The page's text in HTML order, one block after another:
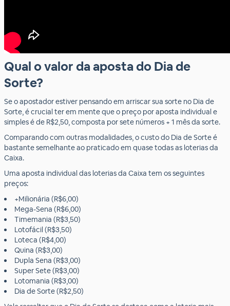
Qual o valor da aposta do Dia de
Sorte?
Se o apostador estiver pensando em arriscar sua sorte no Dia de
Sorte, é crucial ter em mente que o preço por aposta individual e
simples é de R$2,50, composta por sete números + 1 mês da sorte.
Comparando com outras modalidades, o custo do Dia de Sorte é
bastante semelhante ao praticado em quase todas as loterias da
Caixa.
Uma aposta individual das loterias da Caixa tem os seguintes
preços:
+Milionária (R$6,00)
Mega-Sena (R$6,00)
Timemania (R$3,50)
Lotofácil (R$3,50)
Loteca (R$4,00)
Quina (R$3,00)
Dupla Sena (R$3,00)
Super Sete (R$3,00)
Lotomania (R$3,00)
Dia de Sorte (R$2,50)